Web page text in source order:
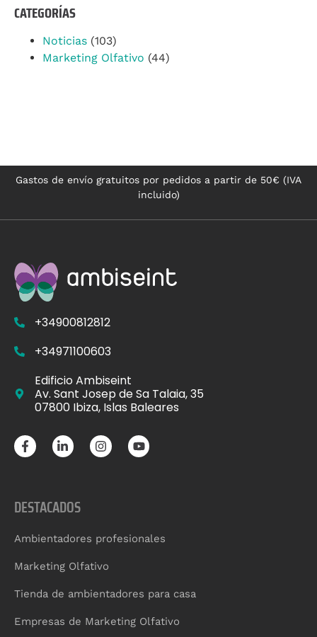
CATEGORÍAS
Noticias (103)
Marketing Olfativo (44)
Gastos de envío gratuitos por pedidos a partir de 50€ (IVA
incluido)
+34900812812
+34971100603
Edificio Ambiseint
Av. Sant Josep de Sa Talaia, 35
07800 Ibiza, Islas Baleares
DESTACADOS
Ambientadores profesionales
Marketing Olfativo
Tienda de ambientadores para casa
Empresas de Marketing Olfativo